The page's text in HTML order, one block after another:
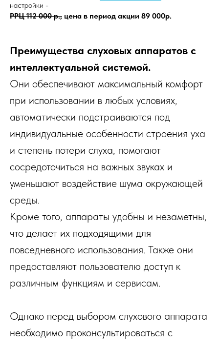
настройки -
РРЦ 112 000 р., цена в период акции 89 000р.
Преимущества слуховых аппаратов с
интеллектуальной системой.
Они обеспечивают максимальный комфорт
при использовании в любых условиях,
автоматически подстраиваются под
индивидуальные особенности строения уха
и степень потери слуха, помогают
сосредоточиться на важных звуках и
уменьшают воздействие шума окружающей
среды.
Кроме того, аппараты удобны и незаметны,
что делает их подходящими для
повседневного использования. Также они
предоставляют пользователю доступ к
различным функциям и сервисам.
Однако перед выбором слухового аппарата
необходимо проконсультироваться с